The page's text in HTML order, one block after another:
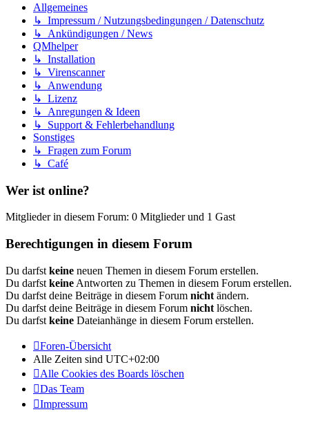
Allgemeines
↳ Impressum / Nutzungsbedingungen / Datenschutz
↳ Ankündigungen / News
QMhelper
↳ Installation
↳ Virenscanner
↳ Anwendung
↳ Lizenz
↳ Anregungen & Ideen
↳ Support & Fehlerbehandlung
Sonstiges
↳ Fragen zum Forum
↳ Café
Wer ist online?
Mitglieder in diesem Forum: 0 Mitglieder und 1 Gast
Berechtigungen in diesem Forum
Du darfst keine neuen Themen in diesem Forum erstellen.
Du darfst keine Antworten zu Themen in diesem Forum erstellen.
Du darfst deine Beiträge in diesem Forum nicht ändern.
Du darfst deine Beiträge in diesem Forum nicht löschen.
Du darfst keine Dateianhänge in diesem Forum erstellen.
Foren-Übersicht
Alle Zeiten sind UTC+02:00
Alle Cookies des Boards löschen
Das Team
Impressum